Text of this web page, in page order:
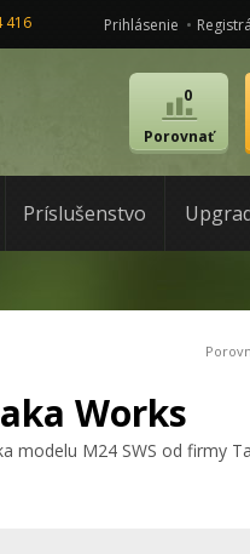
416 Prihlásenie
Porovnať
0
Príslušenstvo
Works
modelu M24 SWS od firmy